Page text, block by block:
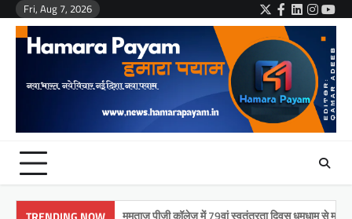
Skip
content
Fri, Aug 7, 2026 Twitter
Facebook
LinkedIn
मुमताज़ पीजी कॉलेज में 79वां स्वतंत्रता दिवस धूमधाम से मनाया